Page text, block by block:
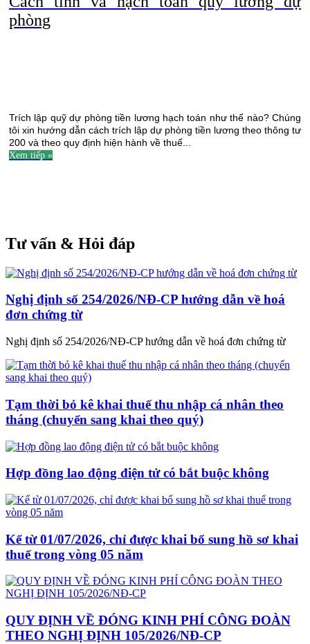
phòng
Trích lập quỹ dự phòng tiền lương hạch toán như thế nào? Chúng
tôi xin hướng dẫn cách trích lập dự phòng tiền lương theo thông tư
200 và theo quy định hiện hành về thuế...
Xem tiếp »
Tư vấn & Hỏi đáp
Nghị định số 254/2026/NĐ-CP hướng dẫn về hoá
đơn chứng từ
Nghị định số 254/2026/NĐ-CP hướng dẫn về hoá đơn chứng từ
Tạm thời bỏ kê khai thuế thu nhập cá nhân theo
tháng (chuyển sang khai theo quý)
Hợp đồng lao động điện tử có bắt buộc không
Kể từ 01/07/2026, chỉ được khai bổ sung hồ sơ khai
thuế trong vòng 05 năm
QUY ĐỊNH VỀ ĐÓNG KINH PHÍ CÔNG ĐOÀN
THEO NGHỊ ĐỊNH 105/2026/NĐ-CP